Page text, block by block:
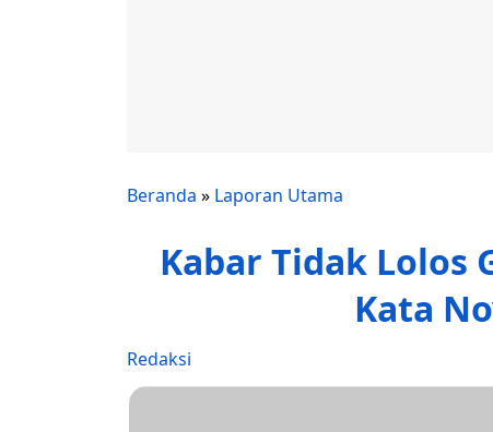
Beranda » Laporan Utama
Kabar Tidak Lolos
Kata
Redaksi